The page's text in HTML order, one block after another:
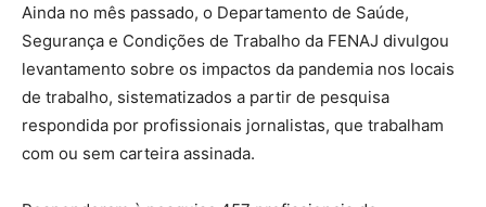
Ainda no mês passado, o Departamento de Saúde,
Segurança e Condições de Trabalho da FENAJ divulgou
levantamento sobre os impactos da pandemia nos locais
de trabalho, sistematizados a partir de pesquisa
respondida por profissionais jornalistas, que trabalham
com ou sem carteira assinada.